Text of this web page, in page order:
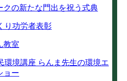
クの新たな門出を祝う式典
り功労者表彰
教室
環境講座 らんま先生の環境エ
ョー